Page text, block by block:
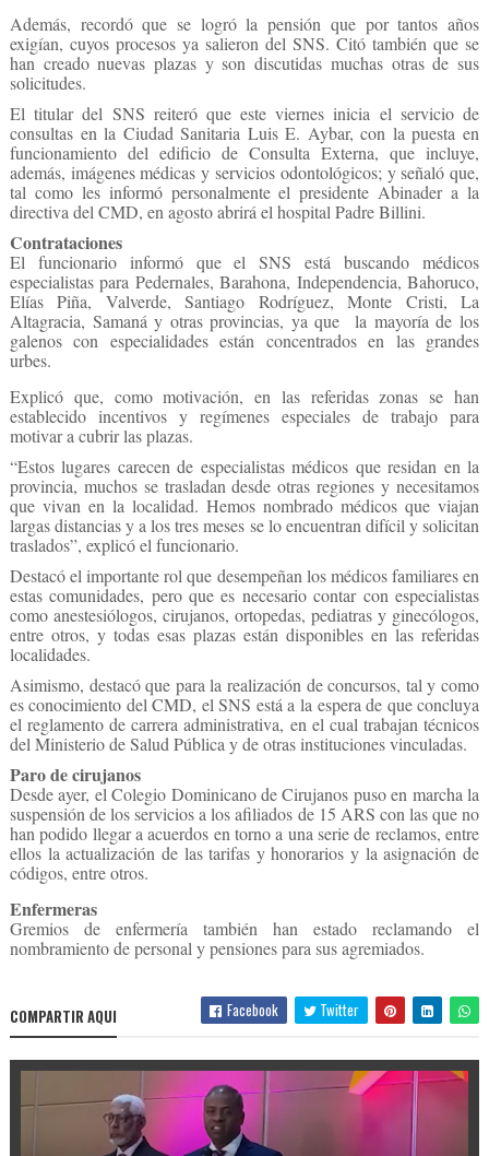
Además, recordó que se logró la pensión que por tantos años
exigían, cuyos procesos ya salieron del SNS. Citó también que se
han creado nuevas plazas y son discutidas muchas otras de sus
solicitudes.
El titular del SNS reiteró que este viernes inicia el servicio de
consultas en la Ciudad Sanitaria Luis E. Aybar, con la puesta en
funcionamiento del edificio de Consulta Externa, que incluye,
además, imágenes médicas y servicios odontológicos; y señaló que,
tal como les informó personalmente el presidente Abinader a la
directiva del CMD, en agosto abrirá el hospital Padre Billini.
Contrataciones
El funcionario informó que el SNS está buscando médicos
especialistas para Pedernales, Barahona, Independencia, Bahoruco,
Elías Piña, Valverde, Santiago Rodríguez, Monte Cristi, La
Altagracia, Samaná y otras provincias, ya que la mayoría de los
galenos con especialidades están concentrados en las grandes
urbes.
Explicó que, como motivación, en las referidas zonas se han
establecido incentivos y regímenes especiales de trabajo para
motivar a cubrir las plazas.
“Estos lugares carecen de especialistas médicos que residan en la
provincia, muchos se trasladan desde otras regiones y necesitamos
que vivan en la localidad. Hemos nombrado médicos que viajan
largas distancias y a los tres meses se lo encuentran difícil y solicitan
traslados”, explicó el funcionario.
Destacó el importante rol que desempeñan los médicos familiares en
estas comunidades, pero que es necesario contar con especialistas
como anestesiólogos, cirujanos, ortopedas, pediatras y ginecólogos,
entre otros, y todas esas plazas están disponibles en las referidas
localidades.
Asimismo, destacó que para la realización de concursos, tal y como
es conocimiento del CMD, el SNS está a la espera de que concluya
el reglamento de carrera administrativa, en el cual trabajan técnicos
del Ministerio de Salud Pública y de otras instituciones vinculadas.
Paro de cirujanos
Desde ayer, el Colegio Dominicano de Cirujanos puso en marcha la
suspensión de los servicios a los afiliados de 15 ARS con las que no
han podido llegar a acuerdos en torno a una serie de reclamos, entre
ellos la actualización de las tarifas y honorarios y la asignación de
códigos, entre otros.
Enfermeras
Gremios de enfermería también han estado reclamando el
nombramiento de personal y pensiones para sus agremiados.
COMPARTIR AQUI Facebook Twitter